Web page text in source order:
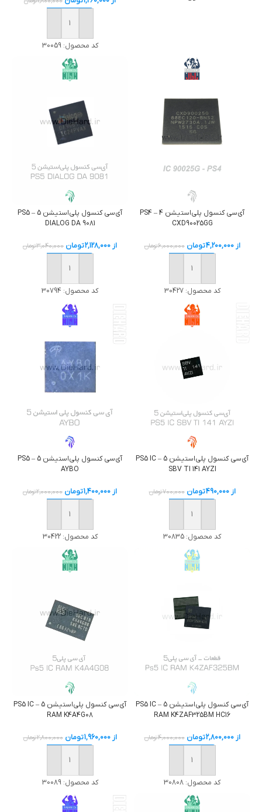
خرید
کد محصول:30059
آی‌سی کنسول پلی‌استیشن 4 – PS4
CXD90025GG
از4,200,000تومان 6,000,000تومان
خرید
کد محصول:30427
آی‌سی کنسول پلی‌استیشن 5 – PS5
DIALOG DA 9081
از2,128,000تومان 3,040,000تومان
خرید
کد محصول: 30794
آی‌سی کنسول پلی‌استیشن 5 – PS5 IC
SBV TI 141 AYZI
از490,000تومان 700,000تومان
خرید
کد محصول: 30835
آی‌سی کنسول پلی‌استیشن 5 – PS5
AYBO
از 1,400,000تومان 2,000,000تومان
خرید
کد محصول:30422
آی‌سی کنسول پلی‌استیشن 5 – PS5 IC
RAM K4ZAF325BM HC16
از2,800,000تومان 4,000,000تومان
خرید
کد محصول: 30808
آی‌سی کنسول پلی‌استیشن 5 – PS5 IC
RAM K4A4G08
از1,960,000تومان 2,800,000تومان
خرید
کد محصول:30089